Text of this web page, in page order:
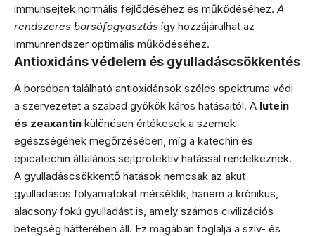
immunsejtek normális fejlődéséhez és működéséhez. A
rendszeres borsófogyasztás így hozzájárulhat az
immunrendszer optimális működéséhez.
Antioxidáns védelem és gyulladáscsökkentés
A borsóban található antioxidánsok széles spektruma védi
a szervezetet a szabad gyökök káros hatásaitól. A lutein
és zeaxantin különösen értékesek a szemek
egészségének megőrzésében, míg a katechin és
epicatechin általános sejtprotektív hatással rendelkeznek.
A gyulladáscsökkentő hatások nemcsak az akut
gyulladásos folyamatokat mérséklik, hanem a krónikus,
alacsony fokú gyulladást is, amely számos civilizációs
betegség hátterében áll. Ez magában foglalja a szív- és